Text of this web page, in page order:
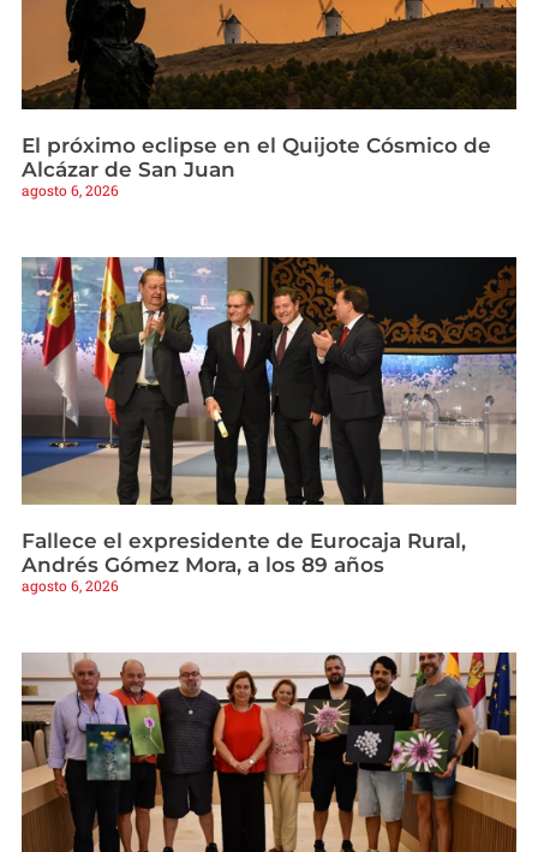
El próximo eclipse en el Quijote Cósmico de
Alcázar de San Juan
agosto 6, 2026
Fallece el expresidente de Eurocaja Rural,
Andrés Gómez Mora, a los 89 años
agosto 6, 2026